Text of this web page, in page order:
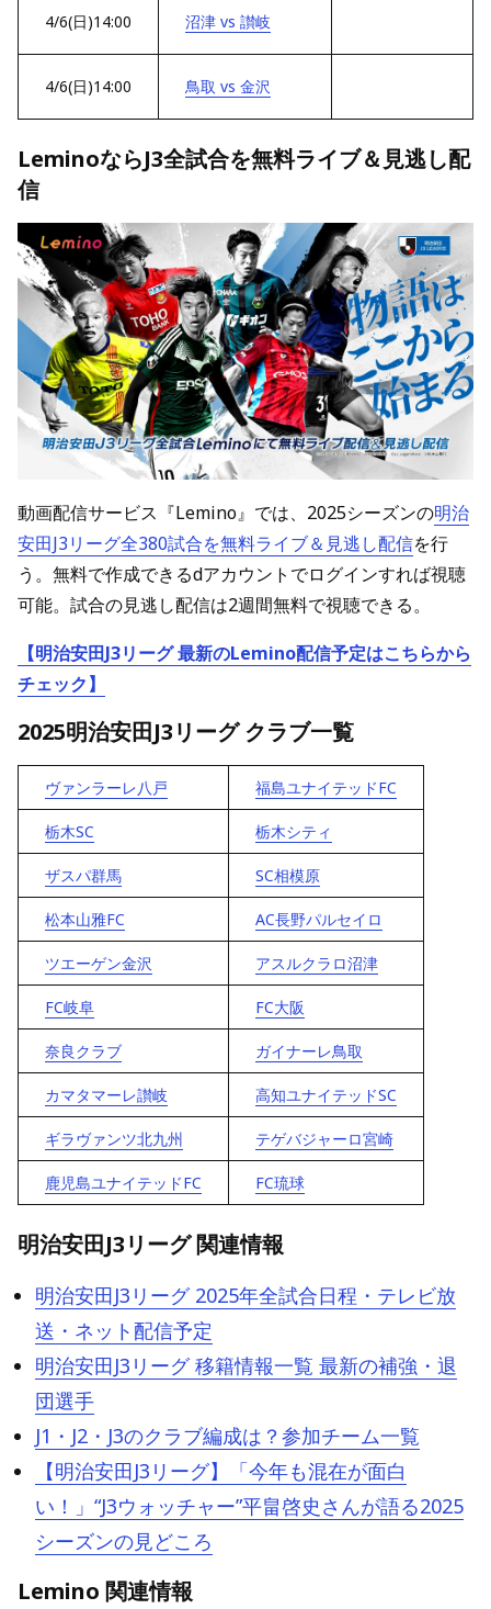
4/6(日)14:00 沼津 vs 讃岐
4/6(日)14:00 鳥取 vs 金沢
LeminoならJ3全試合を無料ライブ＆見逃し配
信
動画配信サービス『Lemino』では、2025シーズンの明治
安田J3リーグ全380試合を無料ライブ＆見逃し配信を行
う。無料で作成できるdアカウントでログインすれば視聴
可能。試合の見逃し配信は2週間無料で視聴できる。
【明治安田J3リーグ 最新のLemino配信予定はこちらから
チェック】
2025明治安田J3リーグ クラブ一覧
ヴァンラーレ八戸 福島ユナイテッドFC
栃木SC 栃木シティ
ザスパ群馬 SC相模原
松本山雅FC AC長野パルセイロ
ツエーゲン金沢 アスルクラロ沼津
FC岐阜 FC大阪
奈良クラブ ガイナーレ鳥取
カマタマーレ讃岐 高知ユナイテッドSC
ギラヴァンツ北九州 テゲバジャーロ宮崎
鹿児島ユナイテッドFC FC琉球
明治安田J3リーグ 関連情報
明治安田J3リーグ 2025年全試合日程・テレビ放
送・ネット配信予定
明治安田J3リーグ 移籍情報一覧 最新の補強・退
団選手
J1・J2・J3のクラブ編成は？参加チーム一覧
【明治安田J3リーグ】「今年も混在が面白
い！」“J3ウォッチャー”平畠啓史さんが語る2025
シーズンの見どころ
Lemino 関連情報